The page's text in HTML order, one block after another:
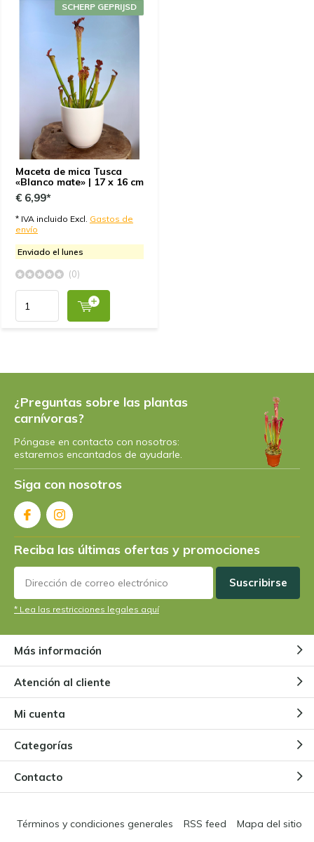
Maceta de mica Tusca
«Blanco mate» | 17 x 16 cm
SCHERP GEPRIJSD
€ 6,99*
* IVA incluido Excl. Gastos de
envío
Enviado el lunes
(0)
¿Preguntas sobre las plantas
carnívoras?
Póngase en contacto con nosotros:
estaremos encantados de ayudarle.
Siga con nosotros
Reciba las últimas ofertas y promociones
Suscribirse
* Lea las restricciones legales aquí
Más información
Atención al cliente
Mi cuenta
Categorías
Contacto
Términos y condiciones generales RSS feed Mapa del sitio